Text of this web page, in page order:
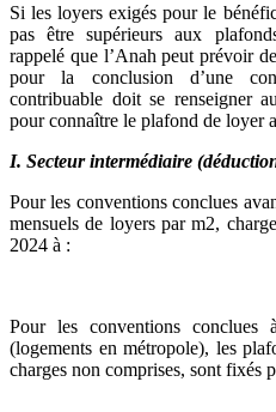
Si les loyers exigés pour le
pas être supérieurs aux
rappelé que l’Anah peut prévoir
pour la conclusion d’une
contribuable doit se renseigner
pour connaître le plafond de loyer
I. Secteur intermédiaire
Pour les conventions conclues
mensuels de loyers par m2,
2024 à :
Pour les conventions conclues
(logements en métropole), les
charges non comprises, sont fixés